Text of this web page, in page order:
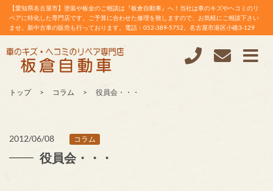
【愛知県名古屋市】塗装や板金のご相談は『板倉自動車』へ！当社は車のキズやヘコミのリ
ペアに特化した専門店です。ご予算に合わせた修理を致しますので、お気軽にご相談下さい
ませ。新中古車の販売も行っております。電話：052-389-5752。名古屋市港区小碓3-129
トップ コラム 役員会・・・
2012/06/08 コラム
役員会・・・